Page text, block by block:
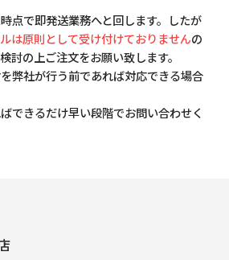
点で即発送業務へと回します。したが
は原則として受け付けておりませんの
討の上ご注文をお願い致します。
弊社が行う前であれば対応できる場合
できるだけ早い段階でお問い合わせく